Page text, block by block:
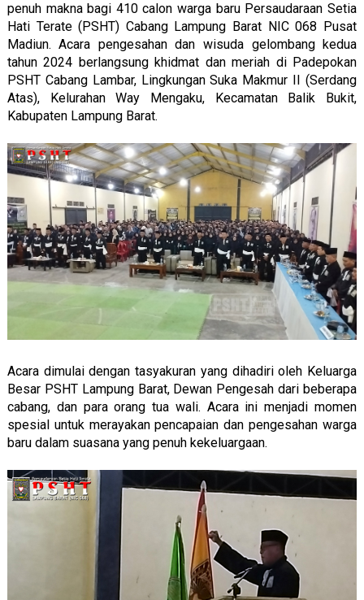
penuh makna bagi 410 calon warga baru Persaudaraan Setia
Hati Terate (PSHT) Cabang Lampung Barat NIC 068 Pusat
Madiun. Acara pengesahan dan wisuda gelombang kedua
tahun 2024 berlangsung khidmat dan meriah di Padepokan
PSHT Cabang Lambar, Lingkungan Suka Makmur II (Serdang
Atas), Kelurahan Way Mengaku, Kecamatan Balik Bukit,
Kabupaten Lampung Barat.
Acara dimulai dengan tasyakuran yang dihadiri oleh Keluarga
Besar PSHT Lampung Barat, Dewan Pengesah dari beberapa
cabang, dan para orang tua wali. Acara ini menjadi momen
spesial untuk merayakan pencapaian dan pengesahan warga
baru dalam suasana yang penuh kekeluargaan.